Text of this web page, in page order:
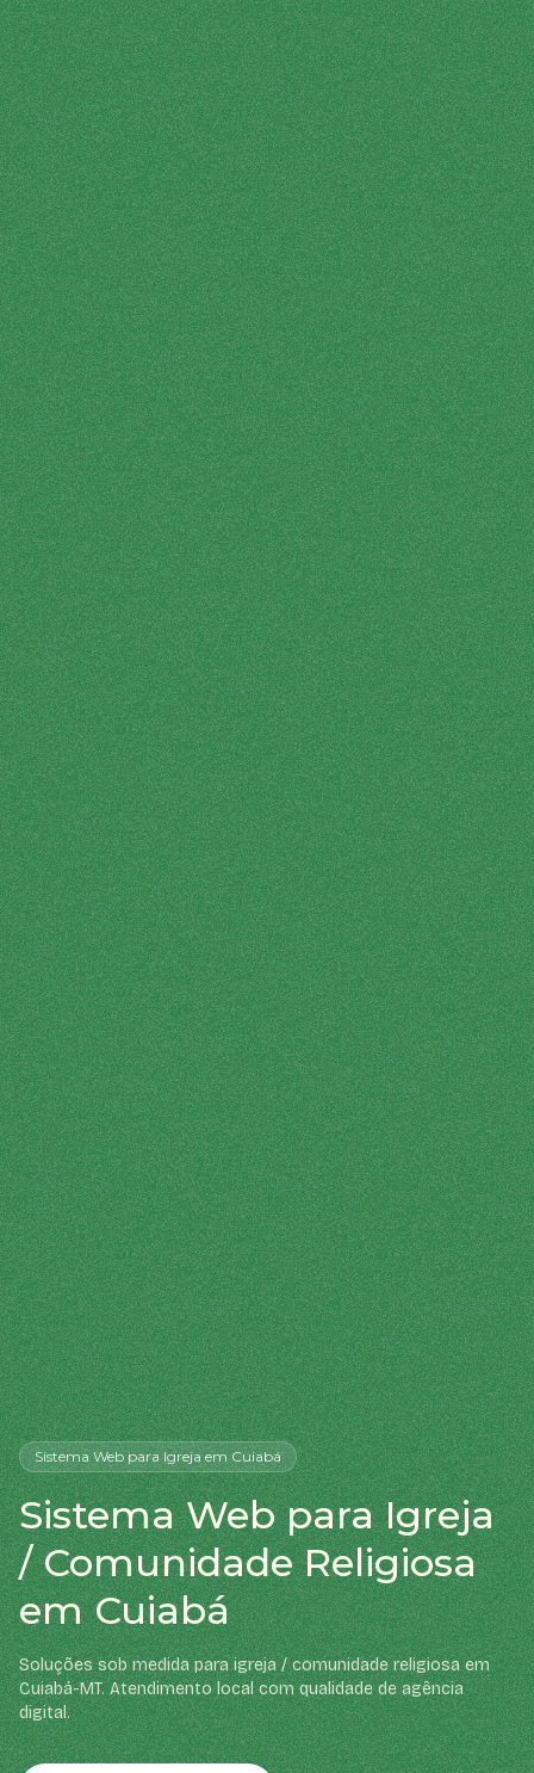
Sistema Webpara Igrejaem Cuiabá
Sistema Web para Igreja
/ Comunidade Religiosa
em Cuiabá
Soluções sob medida para igreja / comunidade religiosa em
Cuiabá-MT. Atendimento local com qualidade de agência
digital.